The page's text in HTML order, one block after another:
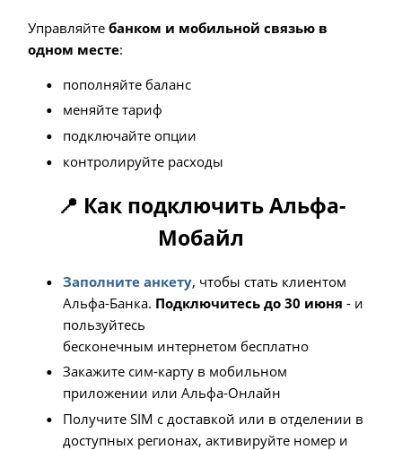
Управляйтебанком и мобильной связью в
одном месте:
пополняйте баланс
меняйте тариф
подключайте опции
контролируйте расходы
📍 Как подключить Альфа-
Мобайл
Заполните анкету, чтобы стать клиентом
Альфа‑Банка. Подключитесь до 30 июня - и
пользуйтесь
бесконечным интернетом бесплатно
Закажите сим‑карту в мобильном
приложении или Альфа‑Онлайн
Получите SIM с доставкой или в отделении в
доступных регионах, активируйте номер и